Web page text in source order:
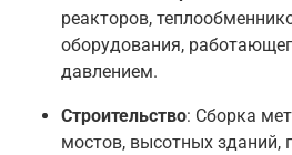
реакторов,
оборудования,
давлением.
Строительство: Сборка
мостов, высотных